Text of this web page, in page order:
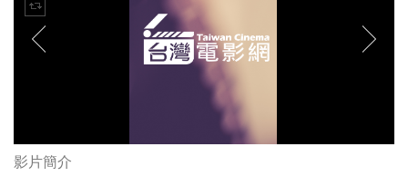
同班同學劇照
影片簡介